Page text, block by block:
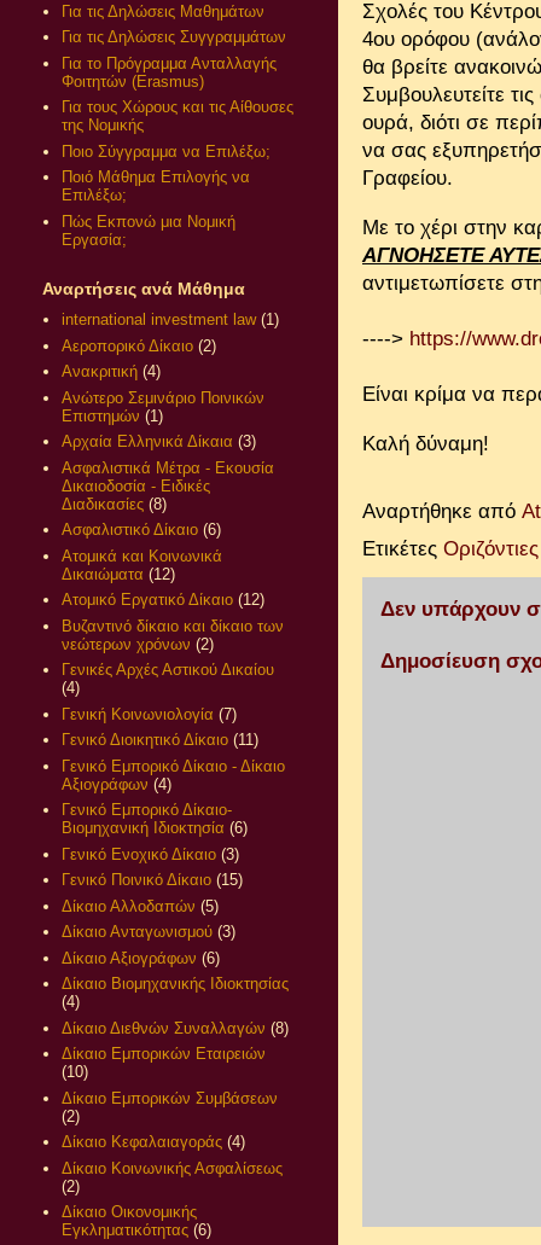
Σχολές του
4ου ορόφου
θα βρείτε
Συμβουλευτείτε
ουρά, διότι σε
να σας
Γραφείου.
Με το χέρι στην
ΑΓΝΟΗΣΕΤΕ
αντιμετωπίσετε
----> https://
Είναι κρίμα να
Καλή δύναμη!
Αναρτήθηκε από
Ετικέτες
Δεν υπάρχουν
Δημοσίευση
Για τις Δηλώσεις Μαθημάτων
Για τις Δηλώσεις Συγγραμμάτων
Για το Πρόγραμμα Ανταλλαγής
Φοιτητών (Erasmus)
Για τους Χώρους και τις Αίθουσες
της Νομικής
Ποιο Σύγγραμμα να Επιλέξω;
Ποιό Μάθημα Επιλογής να
Επιλέξω;
Πώς Εκπονώ μια Νομική
Εργασία;
Αναρτήσεις ανά Μάθημα
international investment law (1)
Αεροπορικό Δίκαιο (2)
Ανακριτική (4)
Ανώτερο Σεμινάριο Ποινικών
Επιστημών (1)
Αρχαία Ελληνικά Δίκαια (3)
Ασφαλιστικά Μέτρα - Εκουσία
Δικαιοδοσία - Ειδικές
Διαδικασίες (8)
Ασφαλιστικό Δίκαιο (6)
Ατομικά και Κοινωνικά
Δικαιώματα (12)
Ατομικό Εργατικό Δίκαιο (12)
Βυζαντινό δίκαιο και δίκαιο των
νεώτερων χρόνων (2)
Γενικές Αρχές Αστικού Δικαίου
(4)
Γενική Κοινωνιολογία (7)
Γενικό Διοικητικό Δίκαιο (11)
Γενικό Εμπορικό Δίκαιο - Δίκαιο
Αξιογράφων (4)
Γενικό Εμπορικό Δίκαιο-
Βιομηχανική Ιδιοκτησία (6)
Γενικό Ενοχικό Δίκαιο (3)
Γενικό Ποινικό Δίκαιο (15)
Δίκαιο Αλλοδαπών (5)
Δίκαιο Ανταγωνισμού (3)
Δίκαιο Αξιογράφων (6)
Δίκαιο Βιομηχανικής Ιδιοκτησίας
(4)
Δίκαιο Διεθνών Συναλλαγών (8)
Δίκαιο Εμπορικών Εταιρειών
(10)
Δίκαιο Εμπορικών Συμβάσεων
(2)
Δίκαιο Κεφαλαιαγοράς (4)
Δίκαιο Κοινωνικής Ασφαλίσεως
(2)
Δίκαιο Οικονομικής
Εγκληματικότητας (6)